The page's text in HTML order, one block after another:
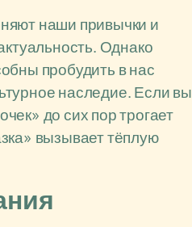
наши привычки и
Однако
пробудить в нас
наследие. Если вы
до сих пор трогает
вызывает тёплую